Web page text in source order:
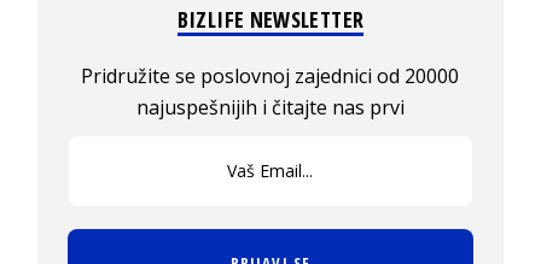
BIZLIFE NEWSLETTER
Pridružite se poslovnoj zajednici od 20000
najuspešnijih i čitajte nas prvi